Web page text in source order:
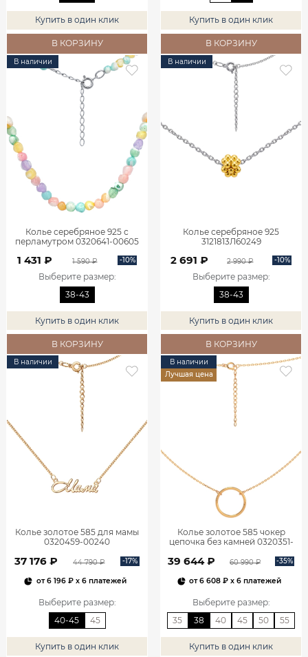
Купить в один клик
В КОРЗИНУ
Купить в один клик
В КОРЗИНУ
В наличии
Колье серебряное 925 с
перламутром 0320641-00605
1 431 ₽ 1 590 ₽ -10%
Выберите размер:
38-43
Купить в один клик
В КОРЗИНУ
В наличии
Колье серебряное 925
3121813Л60249
2 691 ₽ 2 990 ₽ -10%
Выберите размер:
38-43
Купить в один клик
В КОРЗИНУ
В наличии
Колье золотое 585 для мамы
0320459-00240
37 176 ₽ 44 790 ₽ -17%
от6 196 ₽x 6 платежей
Выберите размер:
40-45
45
Купить в один клик
В наличии
Лучшая цена
Колье золотое 585 чокер
цепочка без камней 0320351-
39 644 ₽ 60 990 ₽ -35%
от6 608 ₽ x 6 платежей
Выберите размер:
35
38 40 45 50 55
Купить в один клик